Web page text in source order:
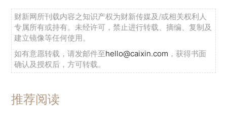
财新网所刊载内容之知识产权为财新传媒及/或相关权利人
专属所有或持有。未经许可，禁止进行转载、摘编、复制及
建立镜像等任何使用。
如有意愿转载，请发邮件至hello@caixin.com ，获得书面
确认及授权后，方可转载。
推荐阅读